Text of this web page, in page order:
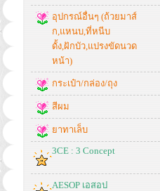
อุปกรณ์อื่นๆ (ถ้วยมาส์
ก,แหนบ,ที่หนีบ
ดั้ง,ฝักบัว,แปรงขัดนวด
หน้า)
กระเป๋า/กล่อง/ถุง
สีผม
ยาทาเล็บ
3CE : 3 Concept
AESOP เอสอป